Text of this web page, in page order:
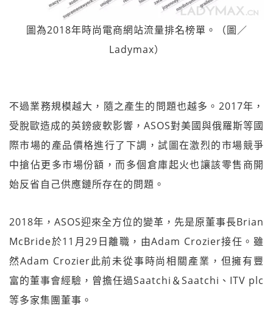
圖為2018年時尚電商網站流量排名榜單。（圖／
Ladymax）
不過業務規模越大，隨之產生的問題也越多。2017年，
受脫歐造成的英鎊疲軟影響，ASOS對美國與俄羅斯等國
際市場的產品價格進行了下調，試圖在激烈的市場競爭
中搶佔更多市場份額，而多個倉庫起火也讓該零售商開
始反省自己供應鏈所存在的問題。
2018年，ASOS迎來全方位的變革，先是原董事長Brian
McBride於11月29日離職，由Adam Crozier接任。雖
然Adam Crozier此前未從事時尚相關產業，但擁有豐
富的董事會經驗，曾擔任過Saatchi＆Saatchi、ITV plc
等多家集團董事。